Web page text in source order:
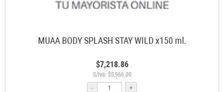
MUAA BODY SPLASH STAY WILD x150 ml.
$7,218.86
S/Iva: $5,966.00
-
+